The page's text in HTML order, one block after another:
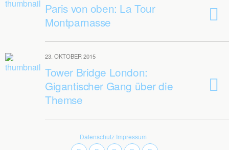
Paris von oben: La Tour
Montparnasse
23. OKTOBER 2015
Tower Bridge London:
Gigantischer Gang über die
Themse
Datenschutz Impressum